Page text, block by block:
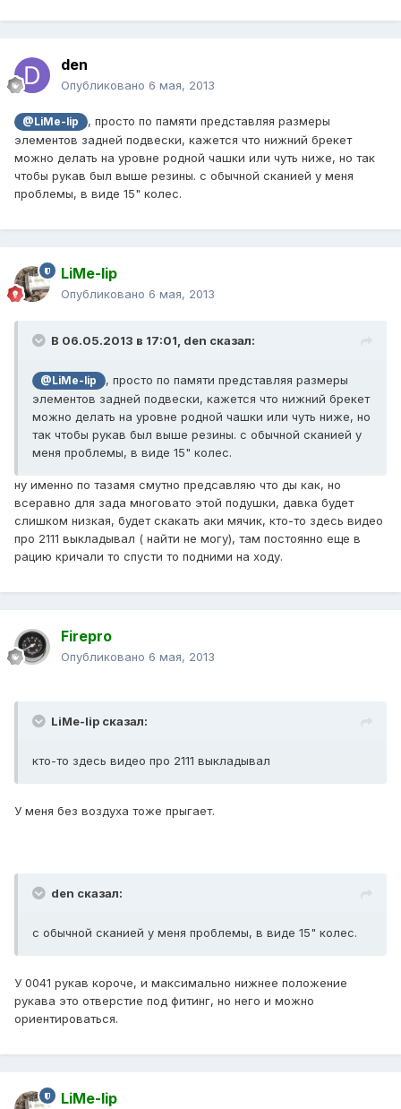
den
Опубликовано 6 мая, 2013
@LiMe-lip
, просто по памяти представляя размеры
элементов задней подвески, кажется что нижний брекет
можно делать на уровне родной чашки или чуть ниже, но так
чтобы рукав был выше резины. с обычной сканией у меня
проблемы, в виде 15" колес.
LiMe-lip
Опубликовано 6 мая, 2013
В 06.05.2013 в 17:01, den сказал:
@LiMe-lip
, просто по памяти представляя размеры
элементов задней подвески, кажется что нижний брекет
можно делать на уровне родной чашки или чуть ниже, но
так чтобы рукав был выше резины. с обычной сканией у
меня проблемы, в виде 15" колес.
ну именно по тазамя смутно предсавляю что ды как, но
всеравно для зада многовато этой подушки, давка будет
слишком низкая, будет скакать аки мячик, кто-то здесь видео
про 2111 выкладывал ( найти не могу), там постоянно еще в
рацию кричали то спусти то подними на ходу.
Firepro
Опубликовано 6 мая, 2013
LiMe-lip сказал:
кто-то здесь видео про 2111 выкладывал
У меня без воздуха тоже прыгает.
den сказал:
с обычной сканией у меня проблемы, в виде 15" колес.
У 0041 рукав короче, и максимально нижнее положение
рукава это отверстие под фитинг, но него и можно
ориентироваться.
LiMe-lip